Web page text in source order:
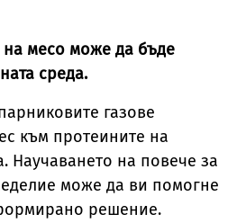
на месо може да бъде
среда.
газове
към протеините на
Научаването на повече за
може да ви помогне
решение.